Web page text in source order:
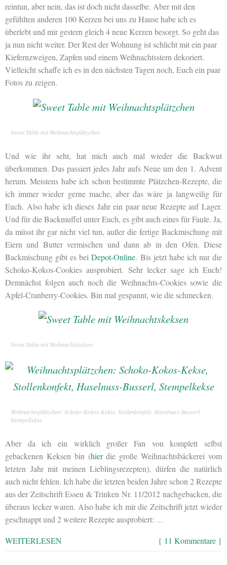
reintun, aber nein, das ist doch nicht dasselbe. Aber mit den
gefühlten anderen 100 Kerzen bei uns zu Hause habe ich es
überlebt und mir gestern gleich 4 neue Kerzen besorgt. So geht das
ja nun nicht weiter. Der Rest der Wohnung ist schlicht mit ein paar
Kiefernzweigen, Zapfen und einem Weihnachtsstern dekoriert.
Vielleicht schaffe ich es in den nächsten Tagen noch, Euch ein paar
Fotos zu zeigen.
Sweet Table mit Weihnachtsplätzchen
Und wie ihr seht, hat mich auch mal wieder die Backwut
überkommen. Das passiert jedes Jahr aufs Neue um den 1. Advent
herum. Meistens habe ich schon bestimmte Plätzchen-Rezepte, die
ich immer wieder gerne mache, aber das wäre ja langweilig für
Euch. Also habe ich dieses Jahr ein paar neue Rezepte auf Lager.
Und für die Backmuffel unter Euch, es gibt auch eines für Faule. Ja,
da müsst ihr gar nicht viel tun, außer die fertige Backmischung mit
Eiern und Butter vermischen und dann ab in den Ofen. Diese
Backmischung gibt es beiDepot-Online. Bis jetzt habe ich nur die
Schoko-Kokos-Cookies ausprobiert. Sehr lecker sage ich Euch!
Demnächst folgen auch noch die Weihnachts-Cookies sowie die
Apfel-Cranberry-Cookies. Bin mal gespannt, wie die schmecken.
Sweet Table mit Weihnachtskeksen
Weihnachtsplätzchen: Schoko-Kokos-Kekse, Stollenkonfekt, Haselnuss-Busserl,
Stempelkekse
Aber da ich ein wirklich großer Fan von komplett selbst
gebackenen Keksen bin (hierdie große Weihnachtsbäckerei vom
letzten Jahr mit meinen Lieblingsrezepten), dürfen die natürlich
auch nicht fehlen. Ich habe die letzten beiden Jahre schon 2 Rezepte
aus der Zeitschrift Essen & Trinken Nr. 11/2012 nachgebacken, die
überaus lecker waren. Also habe ich mir die Zeitschrift jetzt wieder
geschnappt und 2 weitere Rezepte ausprobiert: …
WEITERLESEN { 11 Kommentare }